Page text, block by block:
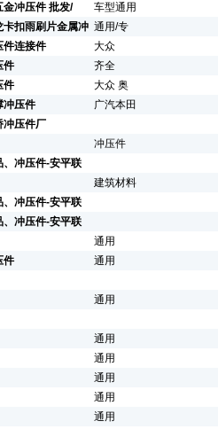
金冲压件 批发/
车型通用
卡扣雨刷片金属冲 通用/专
件连接件
大众
件
齐全
件
大众 奥
冲压件
广汽本田
冲压件厂
冲压件
、冲压件-安平联
建筑材料
、冲压件-安平联
、冲压件-安平联
通用
件
通用
通用
通用
通用
通用
通用
通用